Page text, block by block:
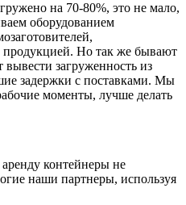
на 70-80%, это не мало,
оборудованием
продукцией. Но так же бывают
загруженность из
задержки с поставками. Мы
моменты, лучше делать
контейнеры не
наши партнеры, используя